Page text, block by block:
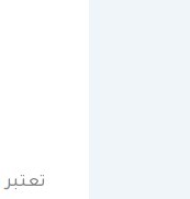
تعتبر